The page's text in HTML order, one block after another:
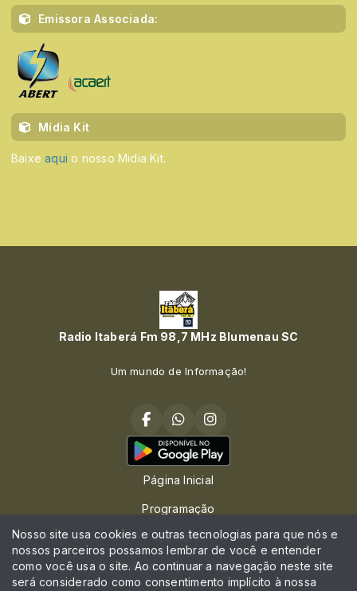
Emissora Associada:
Mídia Kit
Baixeaqui o nosso Midia Kit.
Radio Itaberá Fm 98,7 MHz Blumenau SC
Um mundo de Informação!
Página Inicial
Programação
Contato
Política de privacidade
Nosso site usa cookies e outras tecnologias para que nós e
nossos parceiros possamos lembrar de você e entender
como você usa o site. Ao continuar a navegação neste site
será considerado como consentimento implícito à nossa